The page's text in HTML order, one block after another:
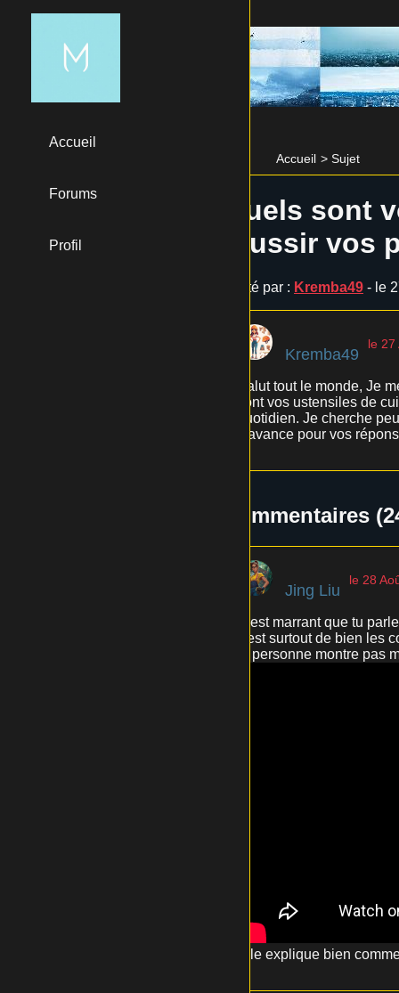
Accueil > Sujet
Accueil
Forums
Profil
Quels sont
réussir vos
Posté par : Kremba49 - le
Kremba49
le 27
Salut tout le monde, Je
sont vos ustensiles de
quotidien. Je cherche
d'avance pour vos
Commentaires
Jing Liu
le 28
C'est marrant que tu
c'est surtout de bien les
la personne montre pas
Elle explique bien